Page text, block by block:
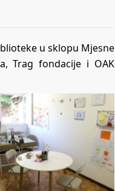
u sklopu Mjesne
Trag fondacije i OAK